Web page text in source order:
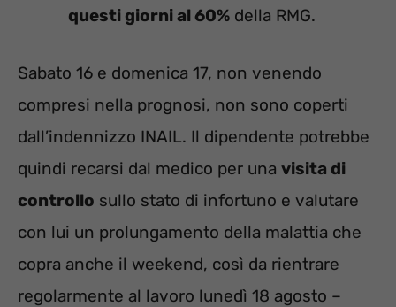
questi giorni al 60% della RMG.
Sabato 16 e domenica 17, non venendo
compresi nella prognosi, non sono coperti
dall’indennizzo INAIL. Il dipendente potrebbe
quindi recarsi dal medico per una visita di
controllo sullo stato di infortuno e valutare
con lui un prolungamento della malattia che
copra anche il weekend, così da rientrare
regolarmente al lavoro lunedì 18 agosto –